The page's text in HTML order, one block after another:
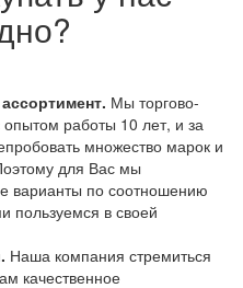
Мы торгово-
работы 10 лет, и за
множество марок и
для Вас мы
варианты по соотношению
пользуемся в своей
Наша компания стремиться
качественное